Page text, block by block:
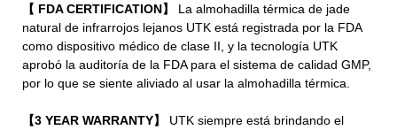
【 FDA CERTIFICATION】 La almohadilla térmica de jade
natural de infrarrojos lejanos UTK está registrada por la FDA
como dispositivo médico de clase II, y la tecnología UTK
aprobó la auditoría de la FDA para el sistema de calidad GMP,
por lo que se siente aliviado al usar la almohadilla térmica.
【3 YEAR WARRANTY】 UTK siempre está brindando el